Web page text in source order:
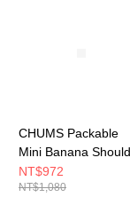
CHUMS Packable
Mini Banana
Bag可收納肩背包(約
3L) Teal Crazy
NT$972
NT$1,080